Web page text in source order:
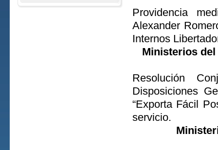
Providencia
Alexander
Internos
Ministerios
Resolución
Disposiciones
“Exporta Fácil
servicio.